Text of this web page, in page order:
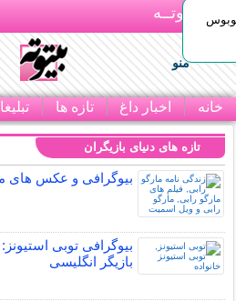
بـیتوتــه
منو
خانه اخبار داغ تازه ها
تازه های دنیای بازیگران
بیوگرافی و عکس های
بیوگرافی توبی
بازیگر انگلیسی